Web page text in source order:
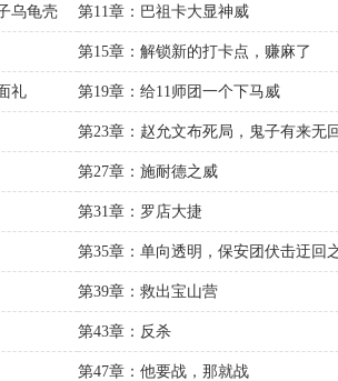
乌龟壳 第11章：巴祖卡大显神威
第15章：解锁新的打卡点，赚麻了
礼 第19章：给11师团一个下马威
第23章：赵允文布死局，鬼子有来无
第27章：施耐德之威
第31章：罗店大捷
第35章：单向透明，保安团伏击迂回
第39章：救出宝山营
第43章：反杀
第47章：他要战，那就战